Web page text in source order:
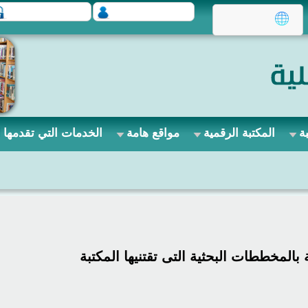
المكتبة الرقمية مواقع هامة الخدمات التي تقدمها
بالمخططات البحثية التى تقتنيها المكتبة